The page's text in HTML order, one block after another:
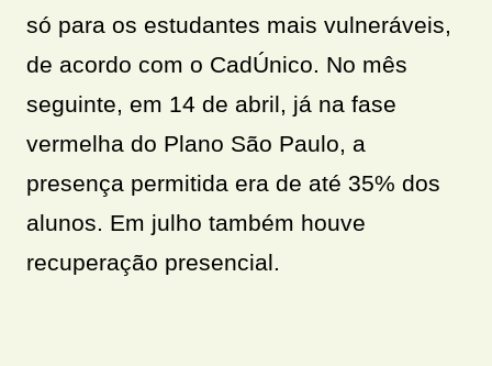
só para os estudantes mais vulneráveis,
de acordo com o CadÚnico. No mês
seguinte, em 14 de abril, já na fase
vermelha do Plano São Paulo, a
presença permitida era de até 35% dos
alunos. Em julho também houve
recuperação presencial.